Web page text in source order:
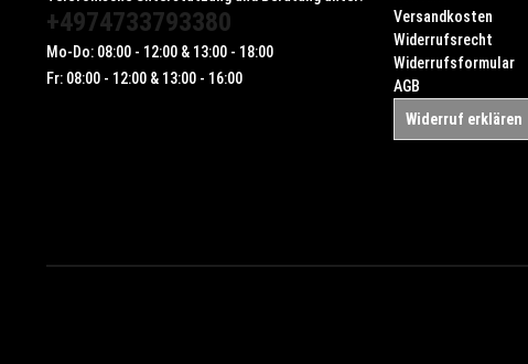
+4974733793380
Mo-Do: 08:00 - 12:00 & 13:00 - 18:00
Fr: 08:00 - 12:00 & 13:00 - 16:00
Versandkosten
Widerrufsrecht
Widerrufsformular
AGB
Widerruf erklären